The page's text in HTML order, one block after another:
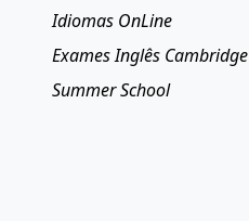
Idiomas OnLine
Exames Inglês Cambridge
Summer School